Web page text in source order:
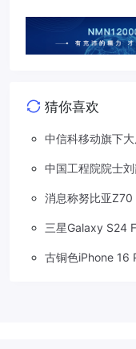
猜你喜欢
中信科移动旗下
中国工程院院士
消息称努比亚Z70
三星Galaxy S24
古铜色iPhone 16